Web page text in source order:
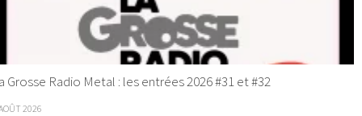
Grosse Radio Metal : les entrées 2026 #31 et #32
2026